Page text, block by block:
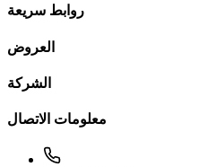
روابط سريعة
العروض
الشركة
معلومات الاتصال